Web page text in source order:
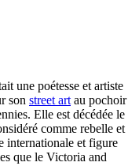
une poétesse et artiste
son street art au pochoir
Elle est décédée le
comme rebelle et
internationale et figure
que le Victoria and